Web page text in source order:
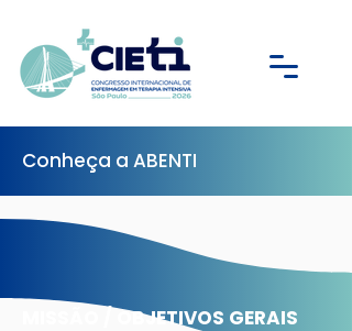
Conheça a ABENTI
MISSÃO / OBJETIVOS GERAIS